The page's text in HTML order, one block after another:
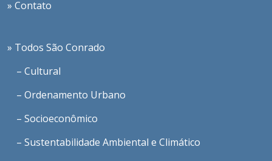
» Contato
» Todos São Conrado
– Cultural
– Ordenamento Urbano
– Socioeconômico
– Sustentabilidade Ambiental e Climático